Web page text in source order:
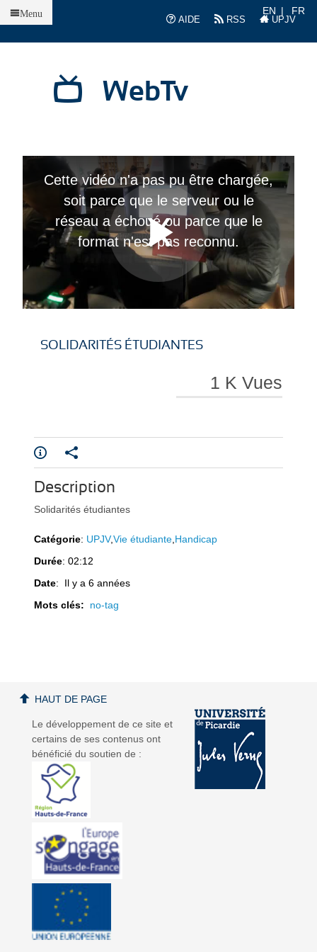
AIDE
RSS UPJV
EN FR
WebTv
Menu
L
i
r
e
a
i
s
a
m
l
n
d
Cette vidéo n'a pas pu être chargée,
soit parce que le serveur ou le
réseau a échoué ou parce que le
format n'est pas reconnu.
L
i
r
e
a
SOLIDARITÉS ÉTUDIANTES
1 K Vues
Description
Solidarités étudiantes
Catégorie: UPJV,Vie étudiante Handicap
Durée: 02:12
Date: Il y a 6 années
Mots clés: no-tag
Le développement de ce site et
certains de ses contenus ont
bénéficié du soutien de :
HAUT DE PAGE